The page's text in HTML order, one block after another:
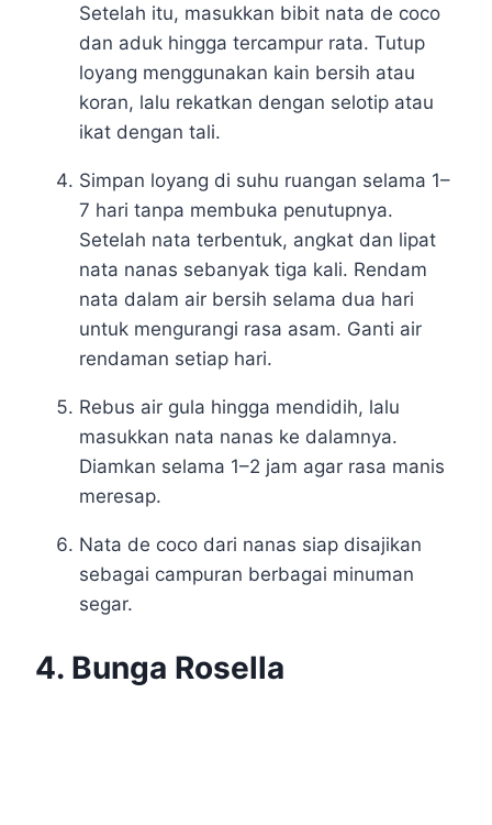
Setelah itu, masukkan bibit nata de coco
dan aduk hingga tercampur rata. Tutup
loyang menggunakan kain bersih atau
koran, lalu rekatkan dengan selotip atau
ikat dengan tali.
Simpan loyang di suhu ruangan selama 1–
7 hari tanpa membuka penutupnya.
Setelah nata terbentuk, angkat dan lipat
nata nanas sebanyak tiga kali. Rendam
nata dalam air bersih selama dua hari
untuk mengurangi rasa asam. Ganti air
rendaman setiap hari.
Rebus air gula hingga mendidih, lalu
masukkan nata nanas ke dalamnya.
Diamkan selama 1–2 jam agar rasa manis
meresap.
Nata de coco dari nanas siap disajikan
sebagai campuran berbagai minuman
segar.
4. Bunga Rosella